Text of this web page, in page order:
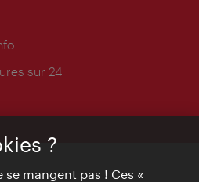
sur 24
?
mangent pas ! Ces «